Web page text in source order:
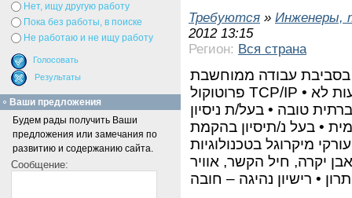
Требуются » Инженеры,
2012 13:15
Регион: Вся страна
בסביבת עבודה ממוחשבת
פרוטוקול TCP/IP • יכולת עבודה בצוות • עבודה בשעות לא
טובה • בעל/ת ניסיון
• בעל נ/תיסיון בהקמת
עורקי מיקרוגל בטכנולוגיותSDH/PDH ציוד של חברות כגון אריקסון
יקרה, חיל הקשר, אוויר
• רישיון נהיגה – חובה
Нет, ищу другую работу
Пока без работы, в поиске
Не работаю и не ищу работу
Ваши предложения
Будем рады получить Ваши
предложения или замечания по
развитию и содержанию сайта.
Сообщение: